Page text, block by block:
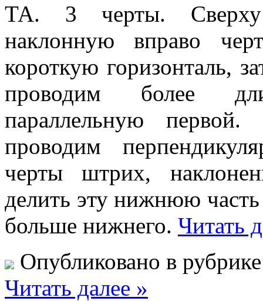
ТА. 3 черты. Сверху
наклонную вправо
короткую горизонталь,
проводим более
параллельную
проводим
черты штрих,
делить эту нижнюю
больше нижнего. Читать
Опубликовано в
Читать далее »